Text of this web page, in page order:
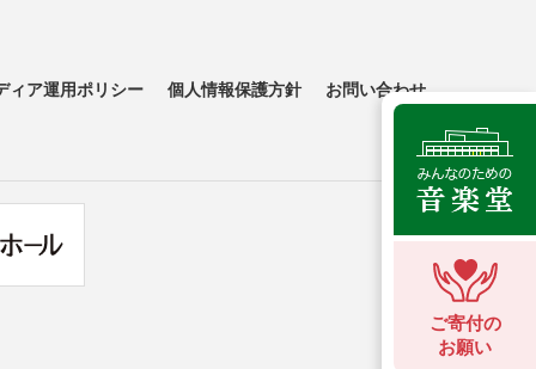
ご寄付の
お願い
ィア運用ポリシー 個人情報保護方針 お問い合わせ